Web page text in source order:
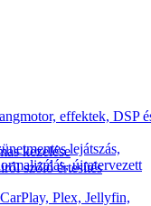
effektek, DSP
lejátszás,
újratervezett
Plex, Jellyfin,
kezelése
szóló értesítés